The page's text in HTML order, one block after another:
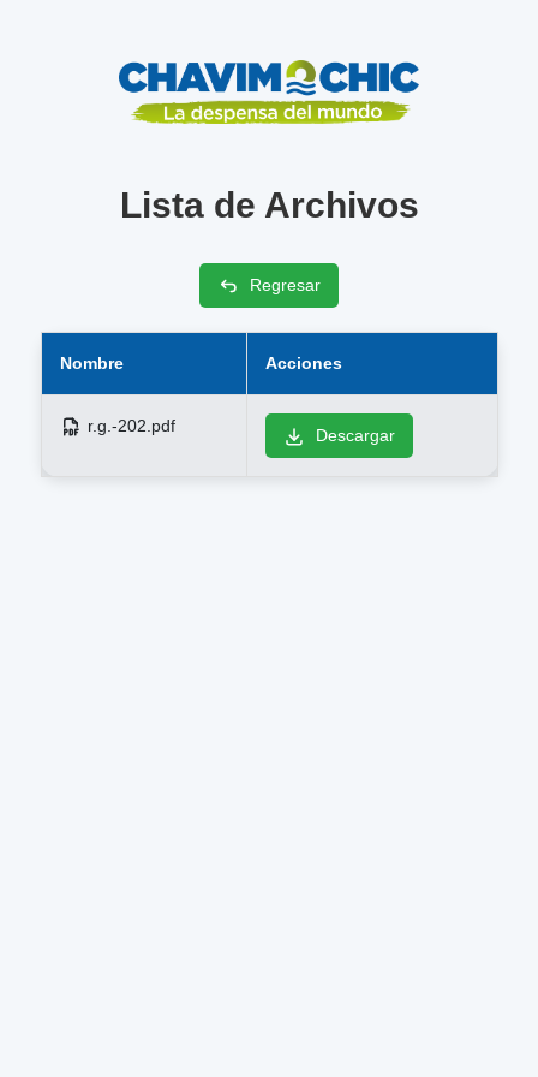
Lista de Archivos
Regresar
Nombre Acciones
r.g.-202.pdf Descargar